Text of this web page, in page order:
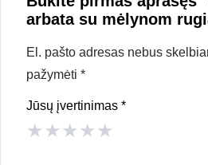
arbata su mėlynom
El. pašto adresas nebus
pažymėti *
Jūsų įvertinimas *
★★★★★